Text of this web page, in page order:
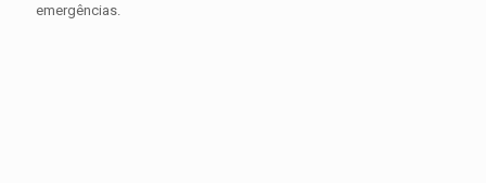
emergências.